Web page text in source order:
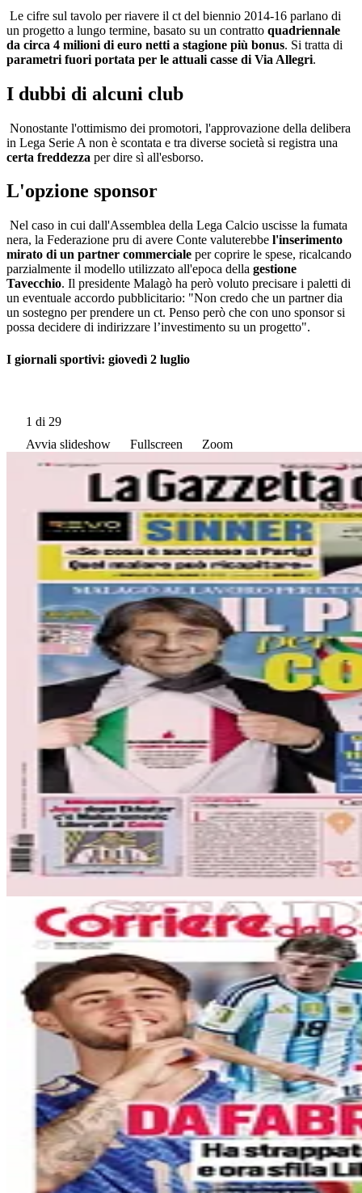
Le cifre sul tavolo per riavere il ct del biennio 2014-16 parlano di
un progetto a lungo termine, basato su un contratto quadriennale
da circa 4 milioni di euro netti a stagione più bonus. Si tratta di
parametri fuori portata per le attuali casse di Via Allegri.
I dubbi di alcuni club
Nonostante l'ottimismo dei promotori, l'approvazione della delibera
in Lega Serie A non è scontata e tra diverse società si registra una
certa freddezza per dire sì all'esborso.
L'opzione sponsor
Nel caso in cui dall'Assemblea della Lega Calcio uscisse la fumata
nera, la Federazione pru di avere Conte valuterebbe l'inserimento
mirato di un partner commerciale per coprire le spese, ricalcando
parzialmente il modello utilizzato all'epoca della gestione
Tavecchio. Il presidente Malagò ha però voluto precisare i paletti di
un eventuale accordo pubblicitario: "Non credo che un partner dia
un sostegno per prendere un ct. Penso però che con uno sponsor si
possa decidere di indirizzare l’investimento su un progetto".
I giornali sportivi: giovedì 2 luglio
1 di 29
Avvia slideshow
Fullscreen Zoom